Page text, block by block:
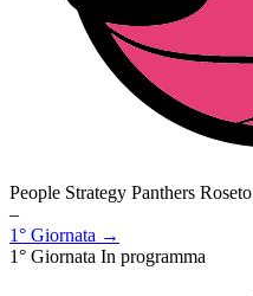
People Strategy Panthers Roseto
–
1° Giornata →
1° Giornata In programma